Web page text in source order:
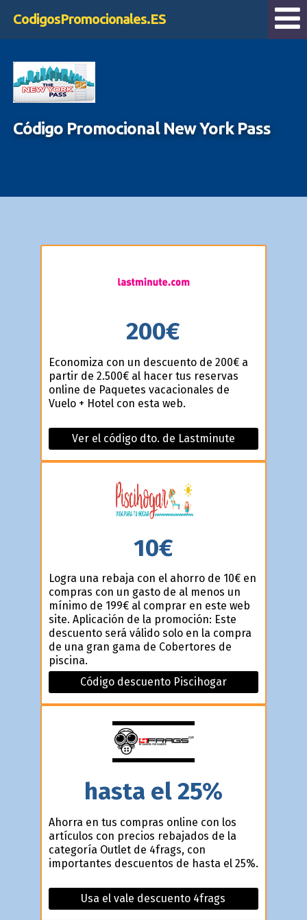
CodigosPromocionales.ES
Código Promocional New York Pass
200€
Economiza con un descuento de 200€ a
partir de 2.500€ al hacer tus reservas
online de Paquetes vacacionales de
Vuelo + Hotel con esta web.
Ver el código dto. de Lastminute
10€
Logra una rebaja con el ahorro de 10€ en
compras con un gasto de al menos un
mínimo de 199€ al comprar en este web
site. Aplicación de la promoción: Este
descuento será válido solo en la compra
de una gran gama de Cobertores de
piscina.
Código descuento Piscihogar
hasta el 25%
Ahorra en tus compras online con los
artículos con precios rebajados de la
categoría Outlet de 4frags, con
importantes descuentos de hasta el 25%.
Usa el vale descuento 4frags